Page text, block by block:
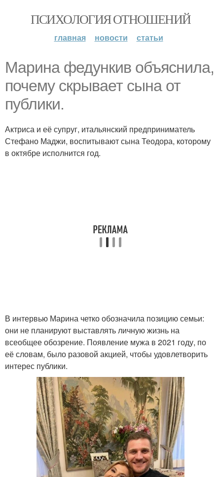
ПСИХОЛОГИЯ ОТНОШЕНИЙ
главная новости статьи
Марина федункив объяснила,
почему скрывает сына от
публики.
Актриса и её супруг, итальянский предприниматель
Стефано Маджи, воспитывают сына Теодора, которому
в октябре исполнится год.
В интервью Марина четко обозначила позицию семьи:
они не планируют выставлять личную жизнь на
всеобщее обозрение. Появление мужа в 2021 году, по
её словам, было разовой акцией, чтобы удовлетворить
интерес публики.